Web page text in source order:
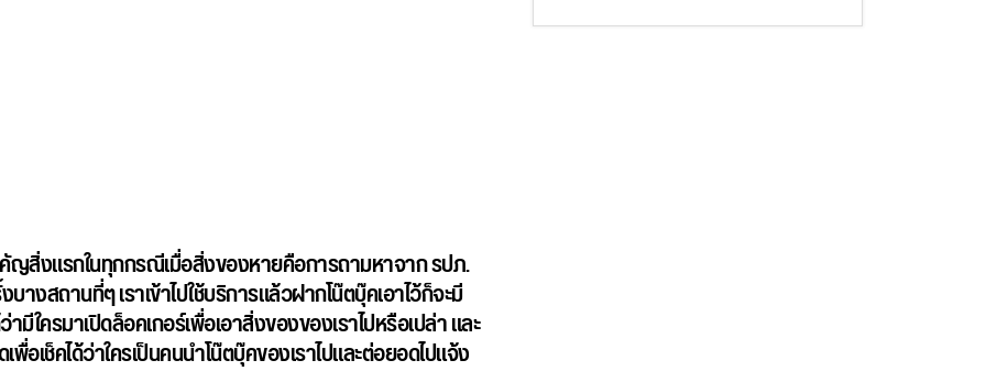
สิ่งแรกในทุกกรณีเมื่อสิ่งของหายคือการถามหาจาก รปภ.
างสถานที่ๆ เราเข้าไปใช้บริการแล้วฝากโน๊ตบุ๊คเอาไว้ก็จะมี
ครมาเปิดล็อคเกอร์เพื่อเอาสิ่งของของเราไปหรือเปล่า และ
อเช็คได้ว่าใครเป็นคนนำโน๊ตบุ๊คของเราไปและต่อยอดไปแจ้ง